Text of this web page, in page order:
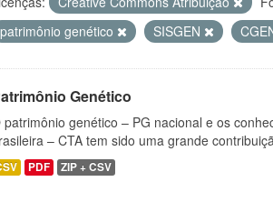
patrimônio genético
SISGEN
Genético
patrimônio genético – PG nacional e os
– CTA tem sido uma grande
PDF ZIP + CSV